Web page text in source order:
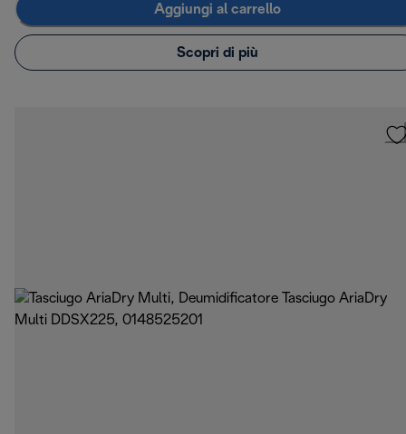
Aggiungi al carrello
Scopri di più